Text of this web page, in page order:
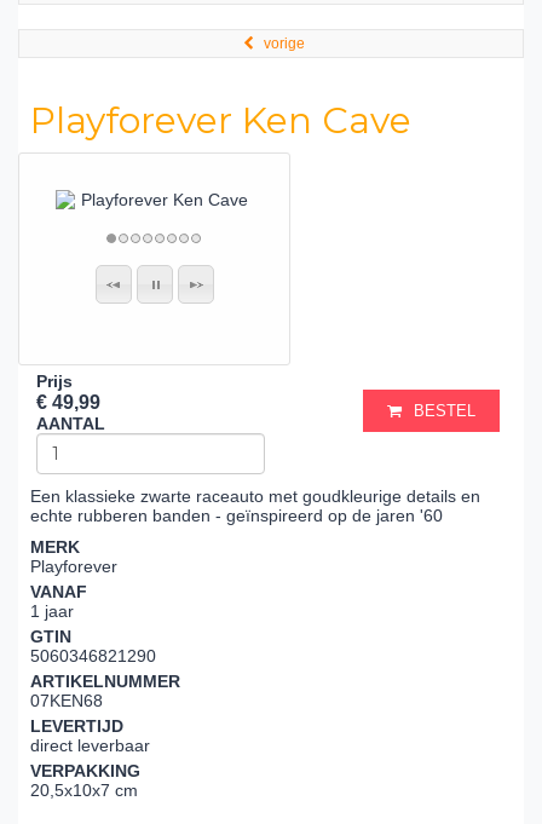
vorige
Playforever Ken Cave
Prijs
€ 49,99
AANTAL
BESTEL
Een klassieke zwarte raceauto met goudkleurige details en
echte rubberen banden - geïnspireerd op de jaren '60
MERK
Playforever
VANAF
1 jaar
GTIN
5060346821290
ARTIKELNUMMER
07KEN68
LEVERTIJD
direct leverbaar
VERPAKKING
20,5x10x7 cm